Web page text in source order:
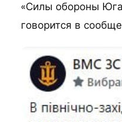
«Силы обороны
говорится в